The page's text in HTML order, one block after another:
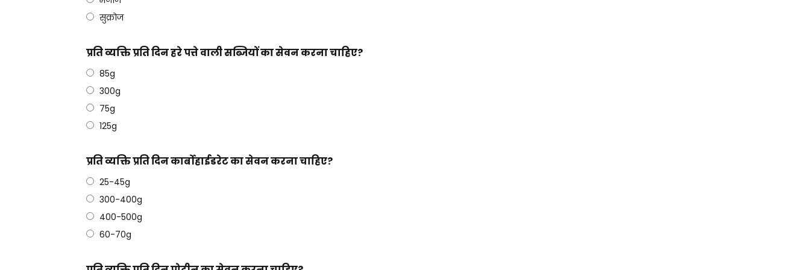
सुक्रोज
प्रति व्यक्ति प्रति दिन हरे पत्ते वाली सब्जियों का सेवन करना चाहिए?
85g
300g
75g
125g
प्रति व्यक्ति प्रति दिन कार्बोहाईडरेट का सेवन करना चाहिए?
25-45g
300-400g
400-500g
60-70g